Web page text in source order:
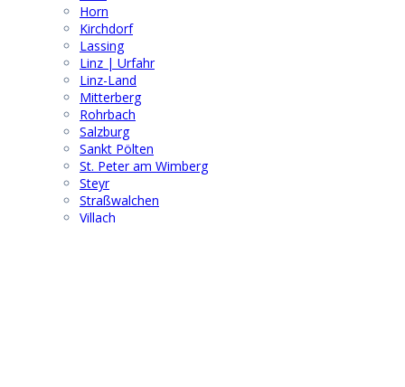
Horn
Kirchdorf
Lassing
Linz | Urfahr
Linz-Land
Mitterberg
Rohrbach
Salzburg
Sankt Pölten
St. Peter am Wimberg
Steyr
Straßwalchen
Villach